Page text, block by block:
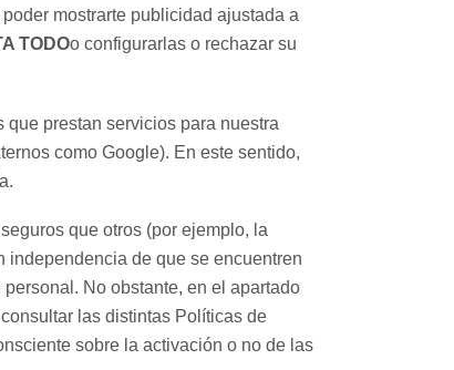
mostrarte publicidad ajustada a
TODOo configurarlas o rechazar su
que prestan servicios para nuestra
como Google). En este sentido,
que otros (por ejemplo, la
independencia de que se encuentren
No obstante, en el apartado
las distintas Políticas de
sobre la activación o no de las